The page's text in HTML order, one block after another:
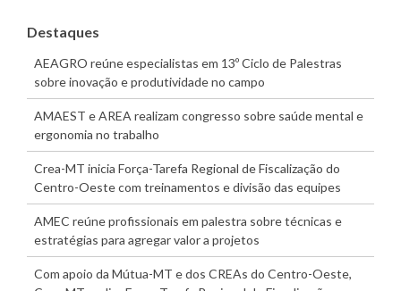
Destaques
AEAGRO reúne especialistas em 13º Ciclo de Palestras
sobre inovação e produtividade no campo
AMAEST e AREA realizam congresso sobre saúde mental e
ergonomia no trabalho
Crea-MT inicia Força-Tarefa Regional de Fiscalização do
Centro-Oeste com treinamentos e divisão das equipes
AMEC reúne profissionais em palestra sobre técnicas e
estratégias para agregar valor a projetos
Com apoio da Mútua-MT e dos CREAs do Centro-Oeste,